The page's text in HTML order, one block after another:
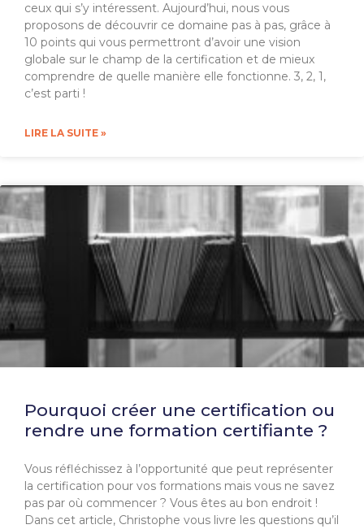
ceux qui s’y intéressent. Aujourd’hui, nous vous
proposons de découvrir ce domaine pas à pas, grâce à
10 points qui vous permettront d’avoir une vision
globale sur le champ de la certification et de mieux
comprendre de quelle manière elle fonctionne. 3, 2, 1,
c’est parti !
LIRE LA SUITE »
Pourquoi créer une certification ou
rendre une formation certifiante ?
Vous réfléchissez à l’opportunité que peut représenter
la certification pour vos formations mais vous ne savez
pas par où commencer ? Vous êtes au bon endroit !
Dans cet article, Christophe vous livre les questions qu’il